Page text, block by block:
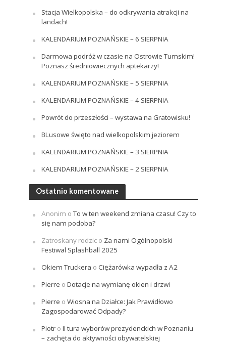
Stacja Wielkopolska – do odkrywania atrakcji na
landach!
KALENDARIUM POZNAŃSKIE – 6 SIERPNIA
Darmowa podróż w czasie na Ostrowie Tumskim!
Poznasz średniowiecznych aptekarzy!
KALENDARIUM POZNAŃSKIE – 5 SIERPNIA
KALENDARIUM POZNAŃSKIE – 4 SIERPNIA
Powrót do przeszłości – wystawa na Gratowisku!
BLusowe święto nad wielkopolskim jeziorem
KALENDARIUM POZNAŃSKIE – 3 SIERPNIA
KALENDARIUM POZNAŃSKIE – 2 SIERPNIA
Ostatnio komentowane
Anonim oTo w ten weekend zmiana czasu! Czy to
się nam podoba?
Zatroskany rodzico Za nami Ogólnopolski
Festiwal Splashball 2025
Okiem Truckera o Ciężarówka wypadła z A2
Pierre o Dotacje na wymianę okien i drzwi
Pierre o Wiosna na Działce: Jak Prawidłowo
Zagospodarować Odpady?
Piotro II tura wyborów prezydenckich w Poznaniu
– zachęta do aktywności obywatelskiej